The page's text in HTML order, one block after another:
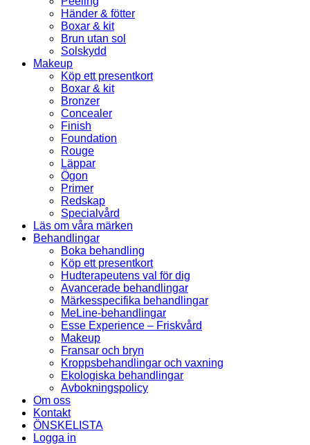
Händer & fötter
Boxar & kit
Brun utan sol
Solskydd
Makeup
Köp ett presentkort
Boxar & kit
Bronzer
Concealer
Finish
Foundation
Rouge
Läppar
Ögon
Primer
Redskap
Specialvård
Läs om våra märken
Behandlingar
Boka behandling
Köp ett presentkort
Hudterapeutens val för dig
Avancerade behandlingar
Märkesspecifika behandlingar
MeLine-behandlingar
Esse Experience – Friskvård
Makeup
Fransar och bryn
Kroppsbehandlingar och vaxning
Ekologiska behandlingar
Avbokningspolicy
Om oss
Kontakt
ÖNSKELISTA
Logga in